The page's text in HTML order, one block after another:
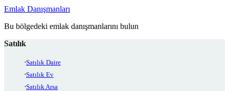
Emlak Danışmanları
Bu bölgedeki emlak danışmanlarını bulun
Satılık
Satılık Daire
Satılık Ev
Satılık Arsa